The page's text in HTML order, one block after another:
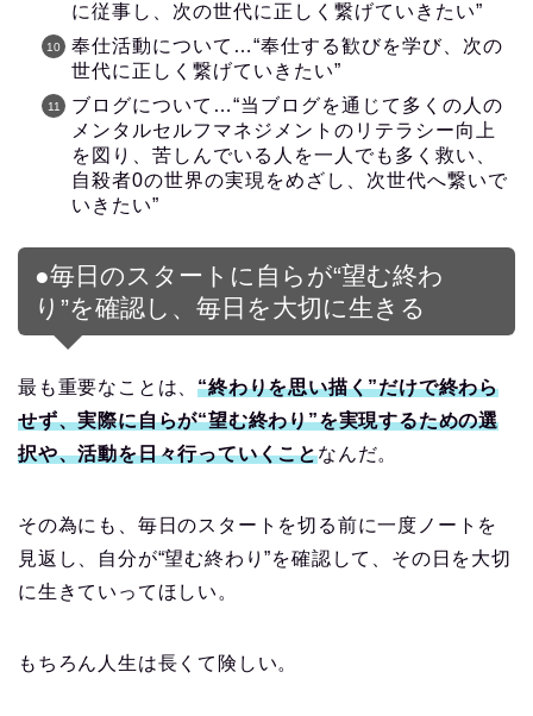
に従事し、次の世代に正しく繋げていきたい”
奉仕活動について…“奉仕する歓びを学び、次の
世代に正しく繋げていきたい”
ブログについて…“当ブログを通じて多くの人の
メンタルセルフマネジメントのリテラシー向上
を図り、苦しんでいる人を一人でも多く救い、
自殺者0の世界の実現をめざし、次世代へ繋いで
いきたい”
●毎日のスタートに自らが“望む終わ
り”を確認し、毎日を大切に生きる
最も重要なことは、“終わりを思い描く”だけで終わら
せず、実際に自らが“望む終わり”を実現するための選
択や、活動を日々行っていくことなんだ。
その為にも、毎日のスタートを切る前に一度ノートを
見返し、自分が“望む終わり”を確認して、その日を大切
に生きていってほしい。
もちろん人生は長くて険しい。